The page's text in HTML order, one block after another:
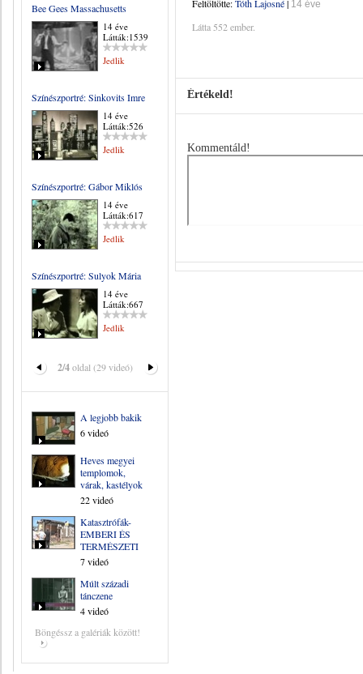
Bee Gees Massachusetts
14 éve
Látták:1539
Jedlik
Színészportré: Sinkovits Imre
14 éve
Látták:526
Jedlik
Színészportré: Gábor Miklós
14 éve
Látták:617
Jedlik
Színészportré: Sulyok Mária
14 éve
Látták:667
Jedlik
2/4oldal (29 videó)
A legjobb bakik
6 videó
Heves megyei
templomok,
várak, kastélyok
22 videó
Katasztrófák-
EMBERI ÉS
TERMÉSZETI
7 videó
Múlt századi
tánczene
4 videó
Böngéssz a galériák között!
Feltöltötte:Tóth Lajosné| 14 éve
Látta 552 ember.
Értékeld!
Kommentáld!